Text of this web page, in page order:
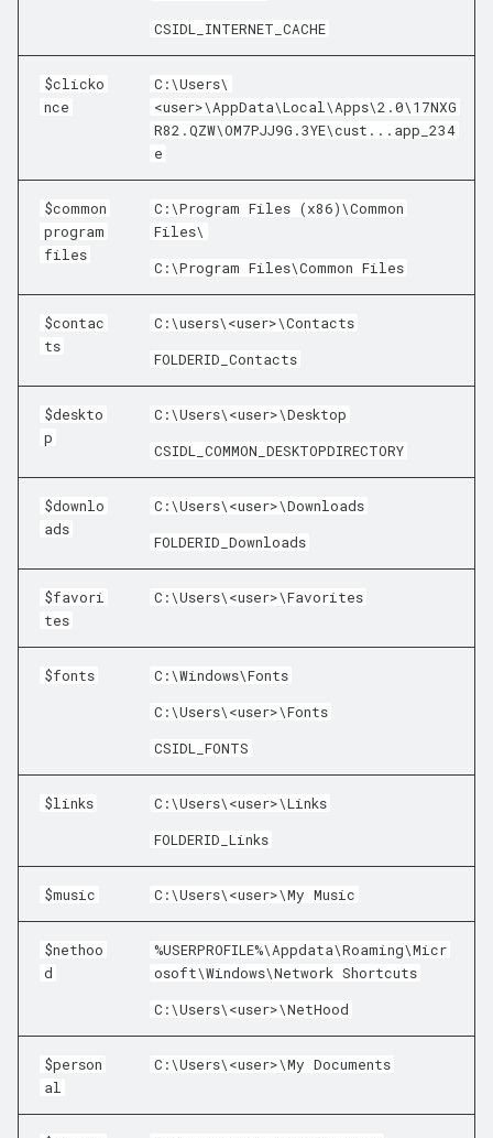
CSIDL_INTERNET_CACHE
$clicko
nce
C:\Users\
<user>\AppData\Local\Apps\2.0\17NXG
R82.QZW\OM7PJJ9G.3YE\cust...app_234
e
$common
program
files
C:\Program Files (x86)\Common
Files\
C:\Program Files\Common Files
$contac
ts
C:\users\<user>\Contacts
FOLDERID_Contacts
$deskto
p
C:\Users\<user>\Desktop
CSIDL_COMMON_DESKTOPDIRECTORY
$downlo
ads
C:\Users\<user>\Downloads
FOLDERID_Downloads
$favori
tes
C:\Users\<user>\Favorites
$fonts C:\Windows\Fonts
C:\Users\<user>\Fonts
CSIDL_FONTS
$links C:\Users\<user>\Links
FOLDERID_Links
$music C:\Users\<user>\My Music
$nethoo
d
%USERPROFILE%\Appdata\Roaming\Micr
osoft\Windows\Network Shortcuts
C:\Users\<user>\NetHood
$person
al
C:\Users\<user>\My Documents